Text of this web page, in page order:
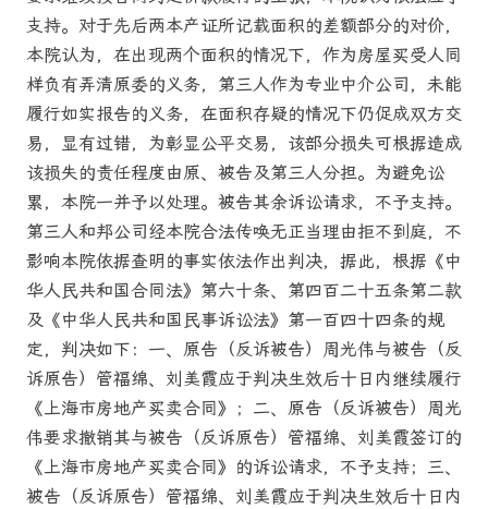
支持。对于先后两本产证所记载面积的差额部分的对价，
本院认为，在出现两个面积的情况下，作为房屋买受人同
样负有弄清原委的义务，第三人作为专业中介公司，未能
履行如实报告的义务，在面积存疑的情况下仍促成双方交
易，显有过错，为彰显公平交易，该部分损失可根据造成
该损失的责任程度由原、被告及第三人分担。为避免讼
累，本院一并予以处理。被告其余诉讼请求，不予支持。
第三人和邦公司经本院合法传唤无正当理由拒不到庭，不
影响本院依据查明的事实依法作出判决，据此，根据《中
华人民共和国合同法》第六十条、第四百二十五条第二款
及《中华人民共和国民事诉讼法》第一百四十四条的规
定，判决如下：一、原告（反诉被告）周光伟与被告（反
诉原告）管福绵、刘美霞应于判决生效后十日内继续履行
《上海市房地产买卖合同》；二、原告（反诉被告）周光
伟要求撤销其与被告（反诉原告）管福绵、刘美霞签订的
《上海市房地产买卖合同》的诉讼请求，不予支持；三、
被告（反诉原告）管福绵、刘美霞应于判决生效后十日内